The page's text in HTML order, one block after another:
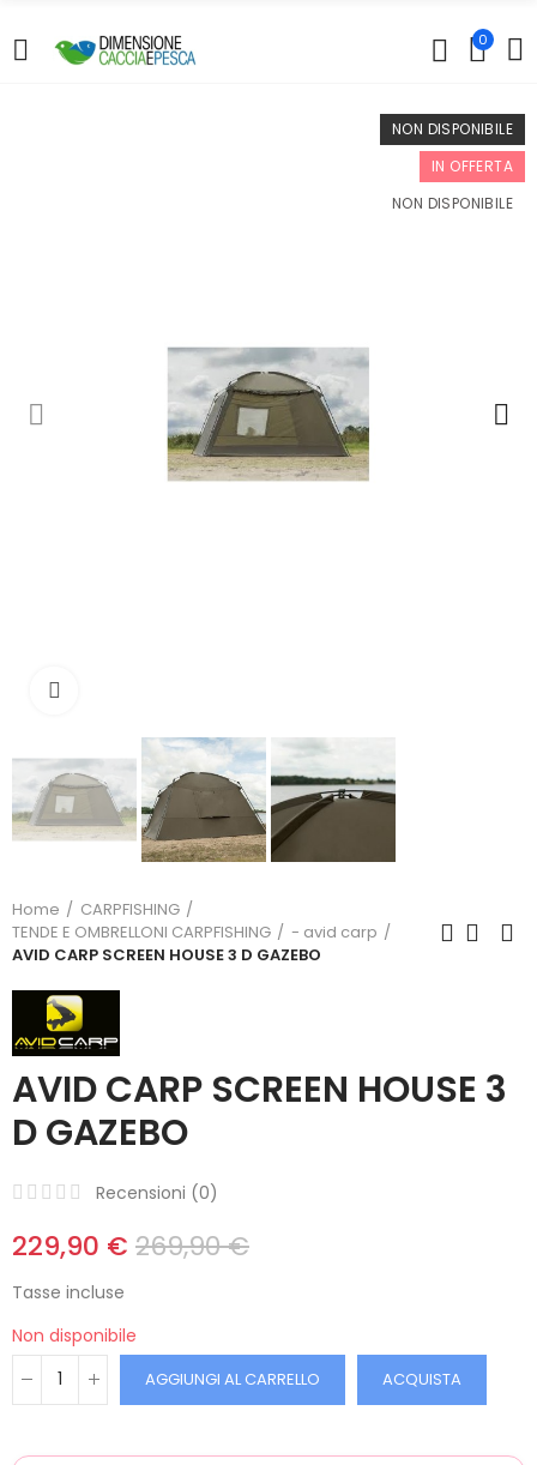
0
NON DISPONIBILE
IN OFFERTA
NON DISPONIBILE
Home
CARPFISHING
TENDE E OMBRELLONI CARPFISHING
- avid carp
AVID CARP SCREEN HOUSE 3 D GAZEBO
AVID CARP SCREEN HOUSE 3
D GAZEBO
Recensioni (0)
229,90 € 269,90 €
Tasse incluse
Non disponibile
AGGIUNGI AL CARRELLO ACQUISTA